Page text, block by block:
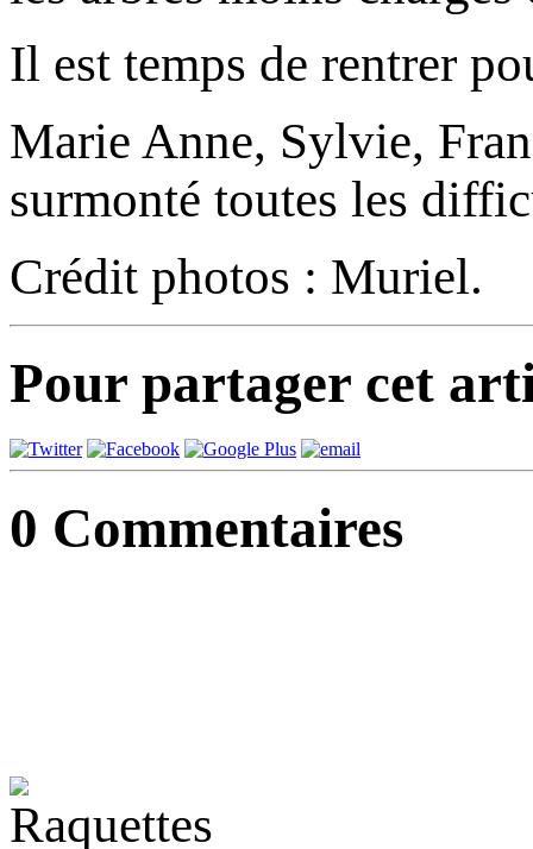
Il est temps de rentrer
Marie Anne, Sylvie,
surmonté toutes les
Crédit photos : Muriel.
Pour partager cet
0 Commentaires